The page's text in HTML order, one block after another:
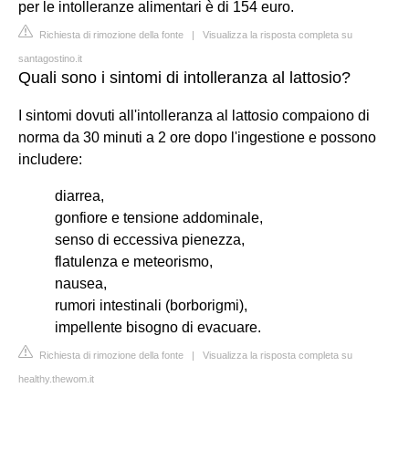
per le intolleranze alimentari è di 154 euro.
Richiesta di rimozione della fonte | Visualizza la risposta completa su
santagostino.it
Quali sono i sintomi di intolleranza al lattosio?
I sintomi dovuti all'intolleranza al lattosio compaiono di
norma da 30 minuti a 2 ore dopo l'ingestione e possono
includere:
diarrea,
gonfiore e tensione addominale,
senso di eccessiva pienezza,
flatulenza e meteorismo,
nausea,
rumori intestinali (borborigmi),
impellente bisogno di evacuare.
Richiesta di rimozione della fonte | Visualizza la risposta completa su
healthy.thewom.it